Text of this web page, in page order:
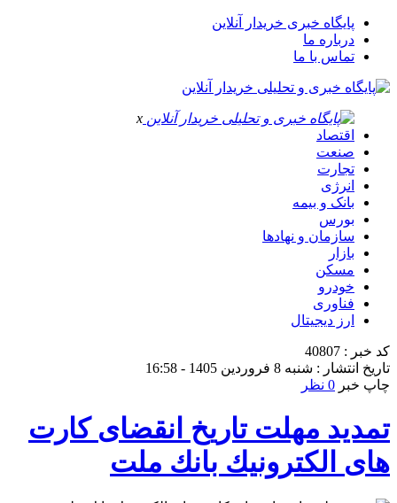
پایگاه خبری خریدار آنلاین
درباره ما
تماس با ما
x
اقتصاد
صنعت
تجارت
انرژی
بانک و بیمه
بورس
سازمان و نهادها
بازار
مسکن
خودرو
فناوری
ارز دیجیتال
کد خبر : 40807
تاریخ انتشار : شنبه 8 فروردین 1405 - 16:58
چاپ خبر 0 نظر
تمدید مهلت تاریخ انقضای كارت
های الكترونیك بانك ملت